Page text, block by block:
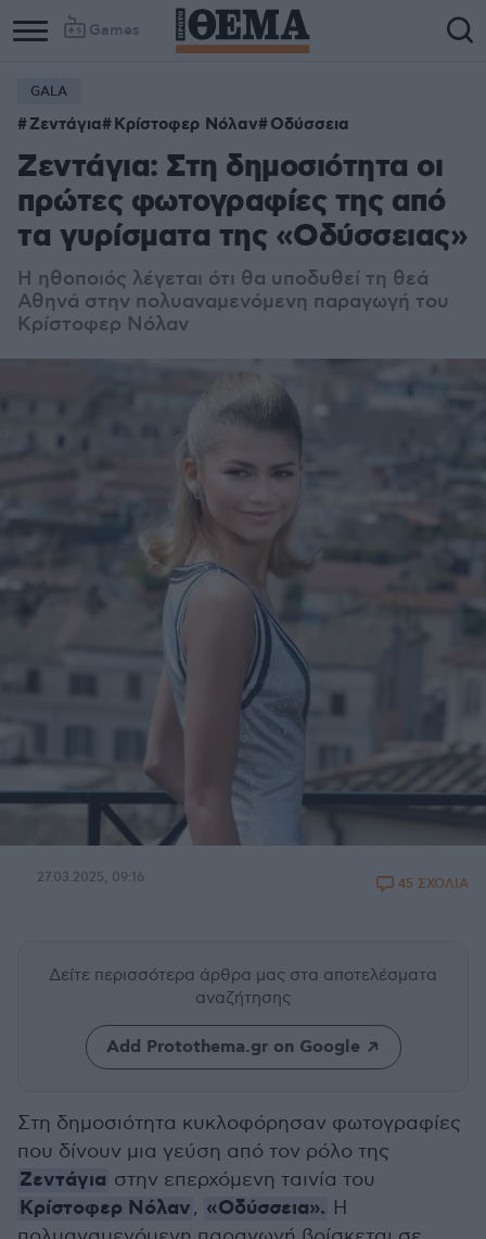
Games
Column
1
Column
2
GALA
Ζεντάγια Κρίστοφερ Νόλαν Οδύσσεια
Ζεντάγια: Στη δημοσιότητα οι
πρώτες φωτογραφίες της από
τα γυρίσματα της «Οδύσσειας»
Η ηθοποιός λέγεται ότι θα υποδυθεί τη θεά
Αθηνά στην πολυαναμενόμενη παραγωγή του
Κρίστοφερ Νόλαν
27.03.2025, 09:16 45 ΣΧΟΛΙΑ
Δείτε περισσότερα άρθρα μας στα αποτελέσματα
αναζήτησης
Add Protothema.gr on Google
Στη δημοσιότητα κυκλοφόρησαν φωτογραφίες
που δίνουν μια γεύση από τον ρόλο της
Ζεντάγια στην επερχόμενη ταινία του
Κρίστοφερ Νόλαν, «Οδύσσεια». Η